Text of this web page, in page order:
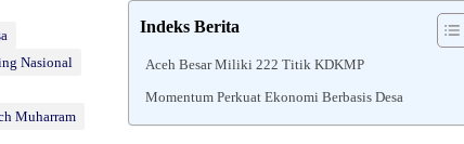
Indeks Berita
Aceh Besar Miliki 222 Titik KDKMP
Momentum Perkuat Ekonomi Berbasis Desa
Nasional
Muharram